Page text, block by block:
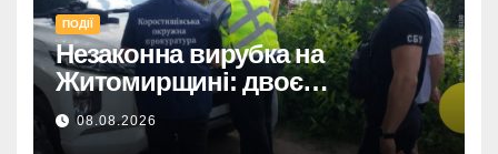
ПОДІЇ
Незаконна вирубка на
Житомирщині: двоє
підозрюваних завдали збитків
на 34+ млн грн.
08.08.2026